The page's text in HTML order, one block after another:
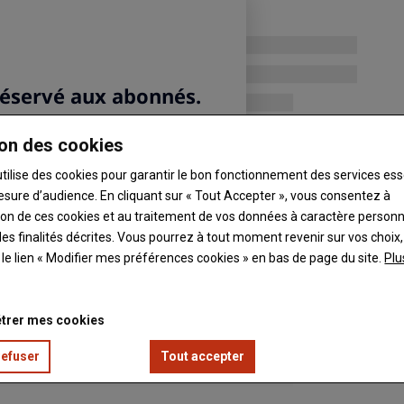
repères sur la conduite à tenir.
des cookies
des cookies pour garantir le bon fonctionnement des services
d’audience. En cliquant sur « Tout Accepter », vous consentez à
de ces cookies et au traitement de vos données à caractère
finalités décrites. Vous pourrez à tout moment revenir sur vos
lien « Modifier mes préférences cookies » en bas de page du site.
mes cookies
Tout accepter